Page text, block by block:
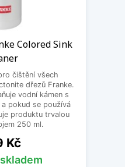
Colored Sink
čištění všech
dřezů Franke.
vodní kámen s
pokud se používá
produktu trvalou
250 ml.
Kč